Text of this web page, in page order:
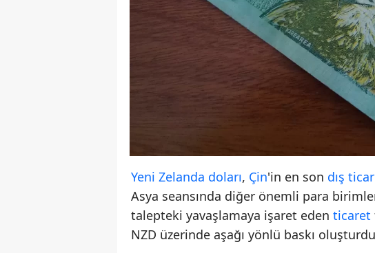
Yeni Zelanda doları, Çin'in en son dış
Asya seansında diğer önemli para
talepteki yavaşlamaya işaret eden ticaret
NZD üzerinde aşağı yönlü baskı